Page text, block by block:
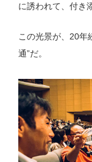
に誘われて、付き
この光景が、20年
通”だ。